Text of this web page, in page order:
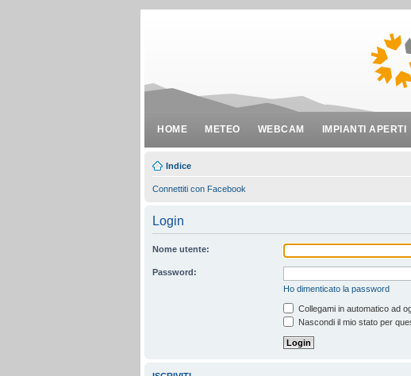
HOME METEO WEBCAM IMPIANTI APERTI
Indice
Connettiti con Facebook
Login
Nome utente:
Password:
Ho dimenticato la password
Collegami in automatico ad
Nascondi il mio stato per